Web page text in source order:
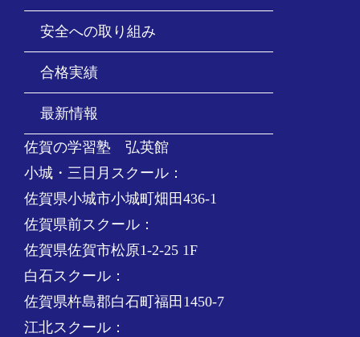
安全への取り組み
合格実績
最新情報
佐賀の学習塾 弘英館
小城・三日月スクール：
佐賀県小城市小城町畑田436-1
佐賀県前スクール：
佐賀県佐賀市松原1-2-25 1F
白石スクール：
佐賀県杵島郡白石町福田1450-7
江北スクール：